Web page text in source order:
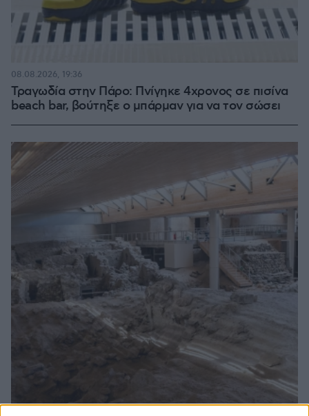
Τραγωδία στην Πάρο: Πνίγηκε 4χρονος σε πισίνα
beach bar, βούτηξε ο μπάρμαν για να τον σώσει
08.08.2026, 19:36